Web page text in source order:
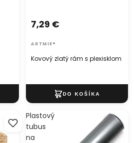
Kovový zlatý rám s plexisklom
7,29 €
ARTMIE®
Plastový
tubus
na